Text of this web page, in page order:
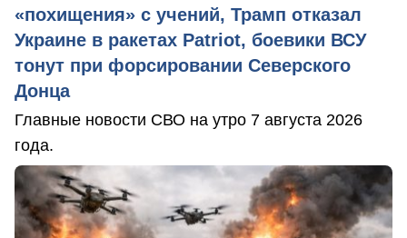
«похищения» с учений, Трамп отказал
Украине в ракетах Patriot, боевики ВСУ
тонут при форсировании Северского
Донца
Главные новости СВО на утро 7 августа 2026
года.